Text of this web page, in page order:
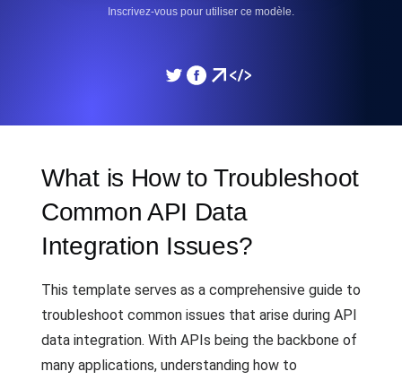
Inscrivez-vous pour utiliser ce modèle.
What is How to Troubleshoot
Common API Data
Integration Issues?
This template serves as a comprehensive guide to
troubleshoot common issues that arise during API
data integration. With APIs being the backbone of
many applications, understanding how to